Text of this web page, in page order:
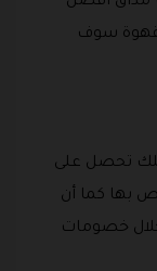
سوف
تحصل على
بها كما أن
خصومات